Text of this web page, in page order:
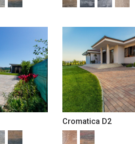
Cromatica D2